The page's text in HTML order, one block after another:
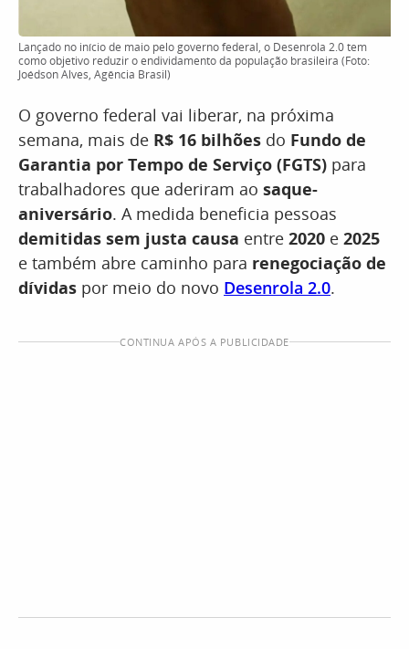
Lançado no início de maio pelo governo federal, o Desenrola 2.0 tem
como objetivo reduzir o endividamento da população brasileira (Foto:
Joédson Alves, Agência Brasil)
O governo federal vai liberar, na próxima
semana, mais de R$ 16 bilhões do Fundo de
Garantia por Tempo de Serviço (FGTS) para
trabalhadores que aderiram ao saque-
aniversário. A medida beneficia pessoas
demitidas sem justa causa entre 2020 e 2025
e também abre caminho para renegociação de
dívidas por meio do novo Desenrola 2.0.
CONTINUA APÓS A PUBLICIDADE